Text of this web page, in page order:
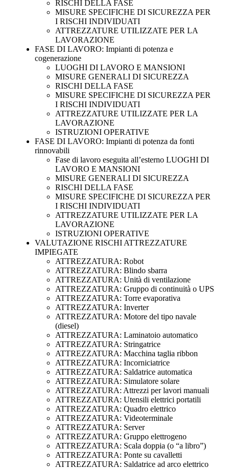
RISCHI DELLA FASE
MISURE SPECIFICHE DI SICUREZZA PER
I RISCHI INDIVIDUATI
ATTREZZATURE UTILIZZATE PER LA
LAVORAZIONE
FASE DI LAVORO: Impianti di potenza e
cogenerazione
LUOGHI DI LAVORO E MANSIONI
MISURE GENERALI DI SICUREZZA
RISCHI DELLA FASE
MISURE SPECIFICHE DI SICUREZZA PER
I RISCHI INDIVIDUATI
ATTREZZATURE UTILIZZATE PER LA
LAVORAZIONE
ISTRUZIONI OPERATIVE
FASE DI LAVORO: Impianti di potenza da fonti
rinnovabili
Fase di lavoro eseguita all’esterno LUOGHI DI
LAVORO E MANSIONI
MISURE GENERALI DI SICUREZZA
RISCHI DELLA FASE
MISURE SPECIFICHE DI SICUREZZA PER
I RISCHI INDIVIDUATI
ATTREZZATURE UTILIZZATE PER LA
LAVORAZIONE
ISTRUZIONI OPERATIVE
VALUTAZIONE RISCHI ATTREZZATURE
IMPIEGATE
ATTREZZATURA: Robot
ATTREZZATURA: Blindo sbarra
ATTREZZATURA: Unità di ventilazione
ATTREZZATURA: Gruppo di continuità o UPS
ATTREZZATURA: Torre evaporativa
ATTREZZATURA: Inverter
ATTREZZATURA: Motore del tipo navale
(diesel)
ATTREZZATURA: Laminatoio automatico
ATTREZZATURA: Stringatrice
ATTREZZATURA: Macchina taglia ribbon
ATTREZZATURA: Incorniciatrice
ATTREZZATURA: Saldatrice automatica
ATTREZZATURA: Simulatore solare
ATTREZZATURA: Attrezzi per lavori manuali
ATTREZZATURA: Utensili elettrici portatili
ATTREZZATURA: Quadro elettrico
ATTREZZATURA: Videoterminale
ATTREZZATURA: Server
ATTREZZATURA: Gruppo elettrogeno
ATTREZZATURA: Scala doppia (o “a libro”)
ATTREZZATURA: Ponte su cavalletti
ATTREZZATURA: Saldatrice ad arco elettrico